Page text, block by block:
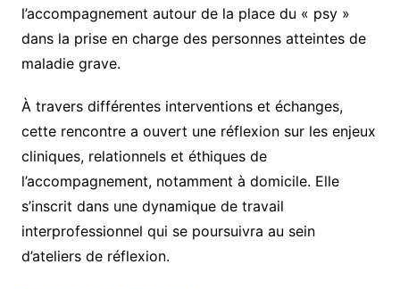
l’accompagnement autour de la place du « psy »
dans la prise en charge des personnes atteintes de
maladie grave.
À travers différentes interventions et échanges,
cette rencontre a ouvert une réflexion sur les enjeux
cliniques, relationnels et éthiques de
l’accompagnement, notamment à domicile. Elle
s’inscrit dans une dynamique de travail
interprofessionnel qui se poursuivra au sein
d’ateliers de réflexion.